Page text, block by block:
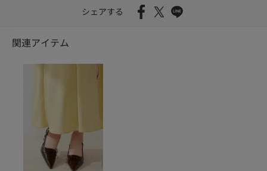
シェアする
関連アイテム